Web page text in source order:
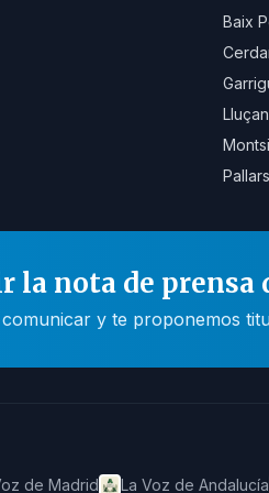
Baix
la nota de prensa
y te proponemos
de Madrid La Voz de Andalucía